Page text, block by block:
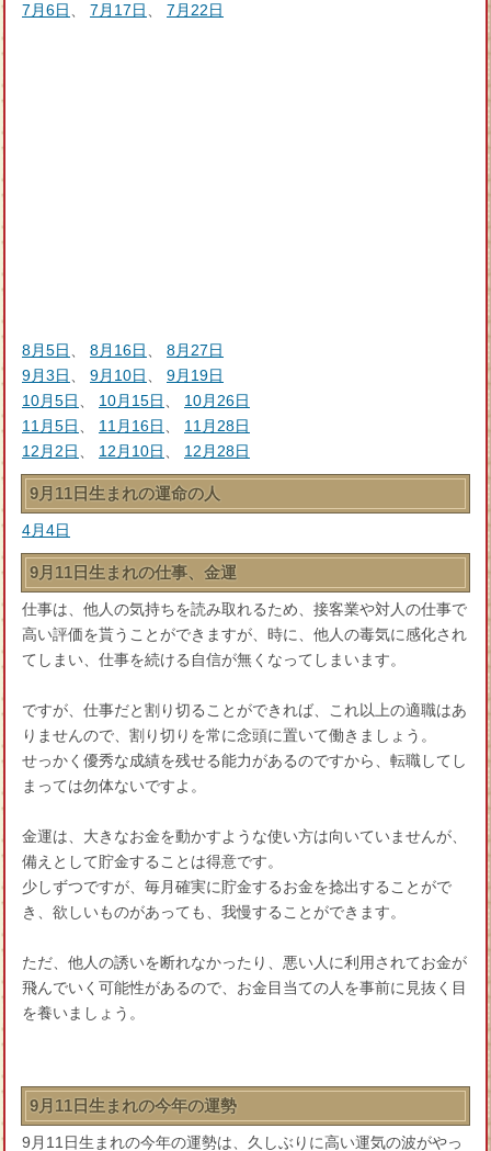
7月6日、 7月17日、 7月22日
8月5日、 8月16日、 8月27日
9月3日、 9月10日、 9月19日
10月5日、 10月15日、 10月26日
11月5日、 11月16日、 11月28日
12月2日、 12月10日、 12月28日
9月11日生まれの運命の人
4月4日
9月11日生まれの仕事、金運
仕事は、他人の気持ちを読み取れるため、接客業や対人の仕事で
高い評価を貰うことができますが、時に、他人の毒気に感化され
てしまい、仕事を続ける自信が無くなってしまいます。
ですが、仕事だと割り切ることができれば、これ以上の適職はあ
りませんので、割り切りを常に念頭に置いて働きましょう。
せっかく優秀な成績を残せる能力があるのですから、転職してし
まっては勿体ないですよ。
金運は、大きなお金を動かすような使い方は向いていませんが、
備えとして貯金することは得意です。
少しずつですが、毎月確実に貯金するお金を捻出することがで
き、欲しいものがあっても、我慢することができます。
ただ、他人の誘いを断れなかったり、悪い人に利用されてお金が
飛んでいく可能性があるので、お金目当ての人を事前に見抜く目
を養いましょう。
9月11日生まれの今年の運勢
9月11日生まれの今年の運勢は、久しぶりに高い運気の波がやっ